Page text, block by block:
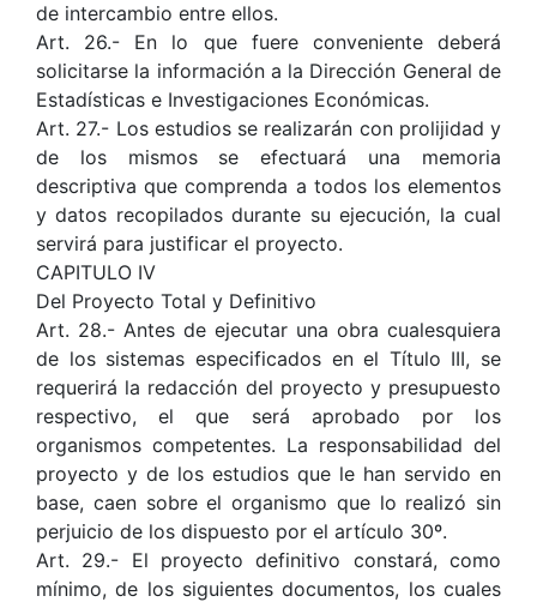
de intercambio entre ellos.
Art. 26.- En lo que fuere conveniente deberá
solicitarse la información a la Dirección General de
Estadísticas e Investigaciones Económicas.
Art. 27.- Los estudios se realizarán con prolijidad y
de los mismos se efectuará una memoria
descriptiva que comprenda a todos los elementos
y datos recopilados durante su ejecución, la cual
servirá para justificar el proyecto.
CAPITULO IV
Del Proyecto Total y Definitivo
Art. 28.- Antes de ejecutar una obra cualesquiera
de los sistemas especificados en el Título III, se
requerirá la redacción del proyecto y presupuesto
respectivo, el que será aprobado por los
organismos competentes. La responsabilidad del
proyecto y de los estudios que le han servido en
base, caen sobre el organismo que lo realizó sin
perjuicio de los dispuesto por el artículo 30º.
Art. 29.- El proyecto definitivo constará, como
mínimo, de los siguientes documentos, los cuales